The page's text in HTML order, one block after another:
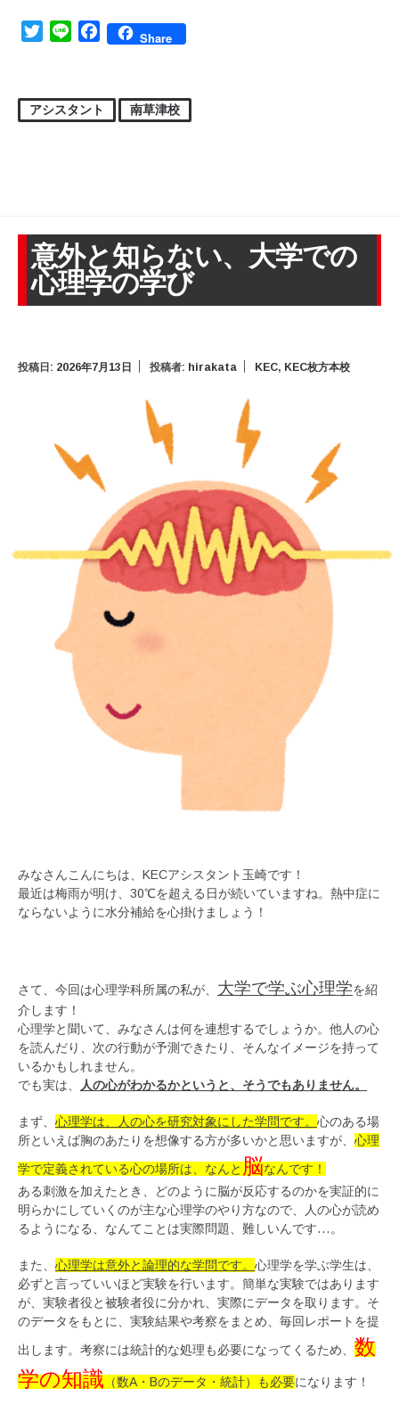
TwitterLine FacebookShare
アシスタント 南草津校
意外と知らない、大学での
心理学の学び
投稿日: 2026年7月13日 投稿者: hirakata KEC, KEC枚方本校
みなさんこんにちは、KECアシスタント玉崎です！
最近は梅雨が明け、30℃を超える日が続いていますね。熱中症に
ならないように水分補給を心掛けましょう！
さて、今回は心理学科所属の私が、 大学で学ぶ心理学を紹
介します！
心理学と聞いて、みなさんは何を連想するでしょうか。他人の心
を読んだり、次の行動が予測できたり、そんなイメージを持って
いるかもしれません。
でも実は、
人の心がわかるかというと、そうでもありません。
まず、 心理学は、人の心を研究対象にした学問です。 心のある場
所といえば胸のあたりを想像する方が多いかと思いますが、 心理
学で定義されている心の場所は、なんと脳なんです！
ある刺激を加えたとき、どのように脳が反応するのかを実証的に
明らかにしていくのが主な心理学のやり方なので、人の心が読め
るようになる、なんてことは実際問題、難しいんです…。
また、 心理学は意外と論理的な学問です。 心理学を学ぶ学生は、
必ずと言っていいほど実験を行います。簡単な実験ではあります
が、実験者役と被験者役に分かれ、実際にデータを取ります。そ
のデータをもとに、実験結果や考察をまとめ、毎回レポートを提
出します。考察には統計的な処理も必要になってくるため、 数
学の知識 （数A・Bのデータ・統計）も必要になります！